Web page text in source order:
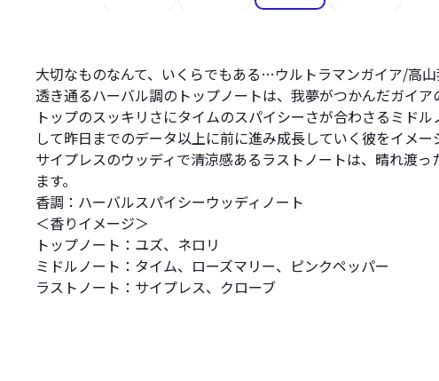
大切なものなんて、いくらでもある…ウルトラマンガイア/高山
透き通るハーバル調のトップノートは、我夢がつかんだガイア
トップのスッキリさにタイムのスパイシーさが合わさるミド
して昨日までのデータ以上に前に進み成長していく彼をイメー
サイプレスのウッディで清涼感あるラストノートは、晴れ渡
ます。
香調：ハーバルスパイシーウッディノート
＜香りイメージ＞
トップノート：ユズ、ネロリ
ミドルノート：タイム、ローズマリー、ピンクペッパー
ラストノート：サイプレス、クローブ